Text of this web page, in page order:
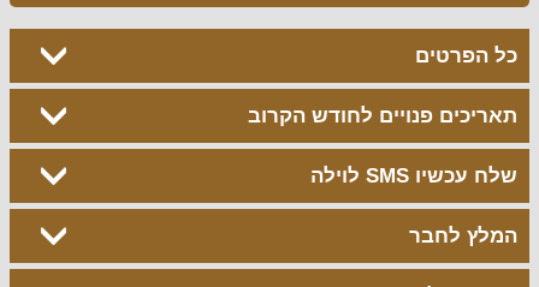
כל הפרטים
תאריכים פנויים לחודש הקרוב
שלח עכשיו SMS לוילה
המלץ לחבר